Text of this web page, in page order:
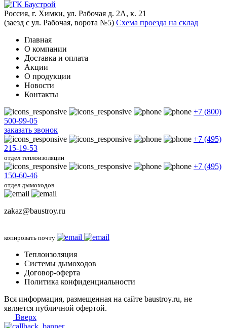
Россия, г. Химки, ул. Рабочая д. 2А, к. 21
(заезд с ул. Рабочая, ворота №5) Схема проезда на склад
Главная
О компании
Доставка и оплата
Акции
О продукции
Новости
Контакты
+7 (800)
500-99-05
заказать звонок
+7 (495)
215-19-53
отдел теплоизоляции
+7 (495)
150-60-46
отдел дымоходов
zakaz@baustroy.ru
копировать почту
Теплоизоляция
Системы дымоходов
Договор-оферта
Политика конфиденциальности
Вся информация, размещенная на сайте baustroy.ru, не
является публичной офертой.
Вверх